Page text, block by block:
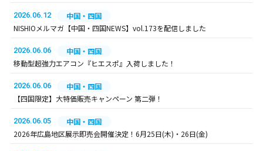
2026.06.12
中国・四国
NISHIOメルマガ【中国・四国NEWS】vol.173を配信しました
2026.06.06
中国・四国
移動型超強力エアコン『ヒエスポ』入荷しました！
2026.06.06
中国・四国
【四国限定】大特価販売キャンペーン 第二弾！
2026.06.05
中国・四国
2026年広島地区展示即売会開催決定！6月25日(木)・26日(金)